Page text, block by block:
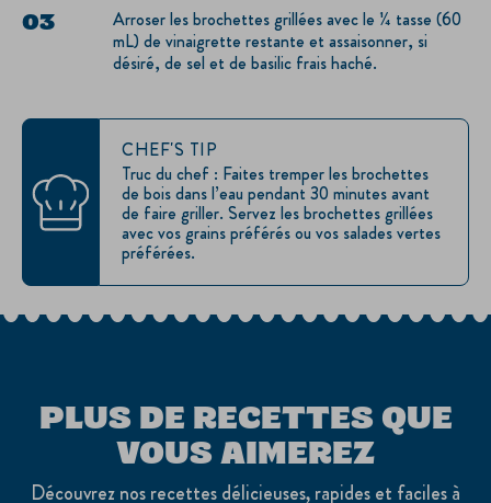
Arroser les brochettes grillées avec le ¼ tasse (60
mL) de vinaigrette restante et assaisonner, si
désiré, de sel et de basilic frais haché.
CHEF'S TIP
Truc du chef : Faites tremper les brochettes
de bois dans l’eau pendant 30 minutes avant
de faire griller. Servez les brochettes grillées
avec vos grains préférés ou vos salades vertes
préférées.
PLUS DE RECETTES QUE
VOUS AIMEREZ
Découvrez nos recettes délicieuses, rapides et faciles à